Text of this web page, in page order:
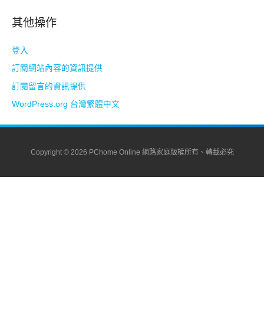
其他操作
登入
訂閱網站內容的資訊提供
訂閱留言的資訊提供
WordPress.org 台灣繁體中文
Copyright © 2026 PChome Online 網路家庭版權所有、轉載必究